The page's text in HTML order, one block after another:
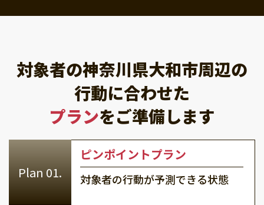
対象者の神奈川県大和市周辺の
行動に合わせた
プランをご準備します
ピンポイントプラン
対象者の行動が予測できる状態